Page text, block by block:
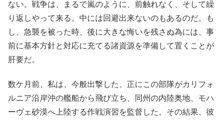
ない。戦争は、まるで嵐のように、前触れなく、そして繰
り返しやって来る。中には回避出来ないのもあるのだ。も
し、急襲を被った時、後に大きな悔いを残さぬ為には、事
前に基本方針と対応に充てる諸資源を準備して置くことが
肝要だ。
数ケ月前、私は、今般出撃した、正にこの部隊がカリフォ
ルニア沿岸沖の艦船から飛び立ち、同州の内陸奥地、モハ
ーヴェ砂漠へ上陸する作戦演習を監督した。その結果、彼